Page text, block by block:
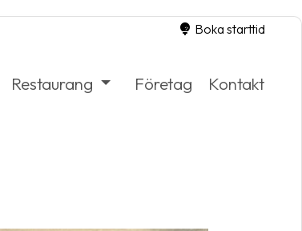
Boka starttid
Restaurang Företag Kontakt